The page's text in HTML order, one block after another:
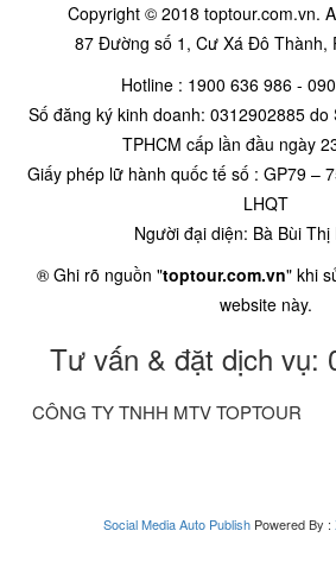
Copyright © 2018 toptour.com.vn.
87 Đường số 1, Cư Xá Đô Thành,
Hotline : 1900 636 986 -
Số đăng ký kinh doanh: 0312902885
TPHCM cấp lần đầu ngày
Giấy phép lữ hành quốc tế số : GP79 –
LHQT
Người đại diện: Bà Bùi Thị
® Ghi rõ nguồn "toptour.com.vn" khi
website này.
Tư vấn & đặt dịch vụ:
CÔNG TY TNHH MTV TOPTOUR
Social Media Auto Publish Powered By :